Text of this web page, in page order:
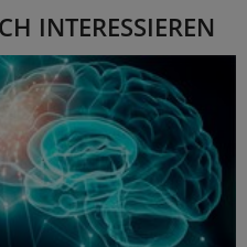
INTERESSIEREN